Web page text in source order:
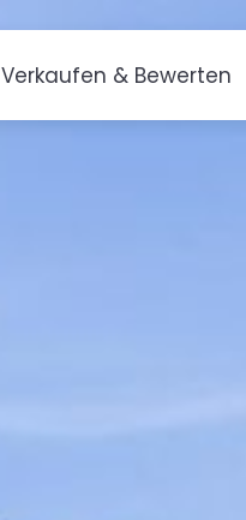
Verkaufen & Bewerten